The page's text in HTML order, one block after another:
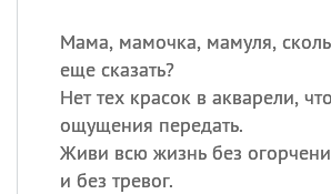
Мама, мамочка, мамуля,
еще сказать?
Нет тех красок в акварели,
ощущения передать.
Живи всю жизнь без
и без тревог.